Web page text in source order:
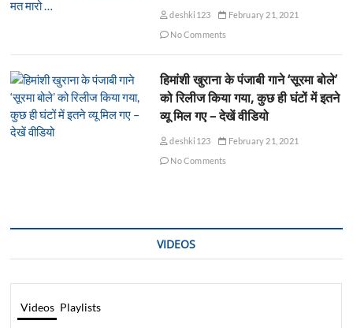
deshki123
February 21, 2021
No Comments
हिमांशी खुराना के पंजाबी गाने ‘सूरमा बोले’
को रिलीज किया गया, कुछ ही घंटों में इतने
व्यू मिल गए – देखें वीडियो
deshki123
February 21, 2021
No Comments
VIDEOS
Videos Playlists